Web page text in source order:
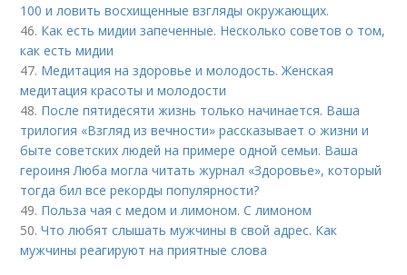
100 и ловить восхищенные взгляды окружающих.
46. Как есть мидии запеченные. Несколько советов о том,
как есть мидии
47. Медитация на здоровье и молодость. Женская
медитация красоты и молодости
48. После пятидесяти жизнь только начинается. Ваша
трилогия «Взгляд из вечности» рассказывает о жизни и
быте советских людей на примере одной семьи. Ваша
героиня Люба могла читать журнал «Здоровье», который
тогда бил все рекорды популярности?
49. Польза чая с медом и лимоном. С лимоном
50.Что любят слышать мужчины в свой адрес. Как
мужчины реагируют на приятные слова